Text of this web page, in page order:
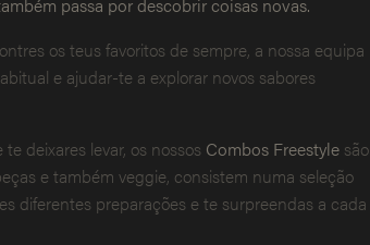
passa por descobrir coisas novas.
os teus favoritos de sempre, a nossa equipa
e ajudar-te a explorar novos sabores
deixares levar, os nossos Combos Freestyle são
e também veggie, consistem numa seleção
diferentes preparações e te surpreendas a cada